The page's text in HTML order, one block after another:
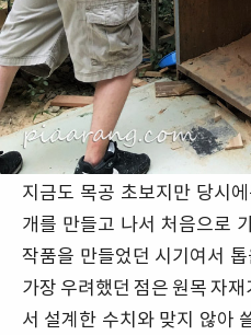
지금도 목공 초보지만 당시
개를 만들고 나서 처음으로
작품을 만들었던 시기여서
가장 우려했던 점은 원목 자
서 설계한 수치와 맞지 않아